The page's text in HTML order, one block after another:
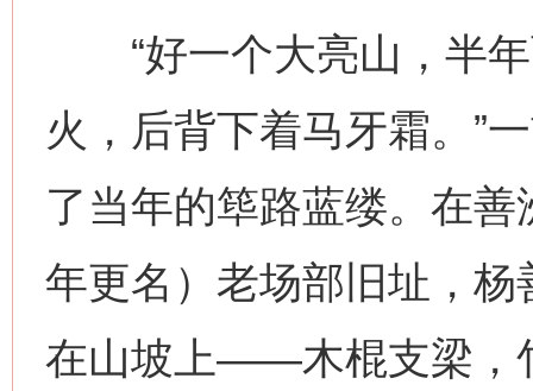
“好一个大亮山，半年
火，后背下着马牙霜。”
了当年的筚路蓝缕。在
年更名）老场部旧址，
在山坡上——木棍支梁，